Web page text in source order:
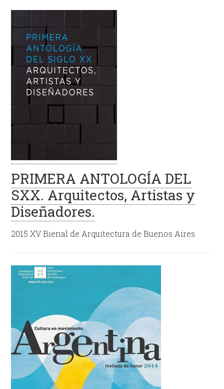
PRIMERA ANTOLOGÍA DEL
SXX. Arquitectos, Artistas y
Diseñadores.
2015 XV Bienal de Arquitectura de Buenos Aires